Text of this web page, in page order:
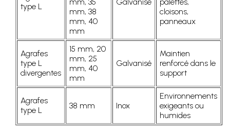
type L
mm, 38
mm, 40
mm
cloisons,
panneaux
Agrafes
type L
divergentes
15 mm, 20
mm, 25
mm, 40
mm
Galvanisé
Maintien
renforcé dans le
support
Agrafes
type L
38 mm Inox
Environnements
exigeants ou
humides